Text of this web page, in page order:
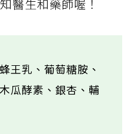
醫生和藥師喔！
王乳、葡萄糖胺、
瓜酵素、銀杏、輔